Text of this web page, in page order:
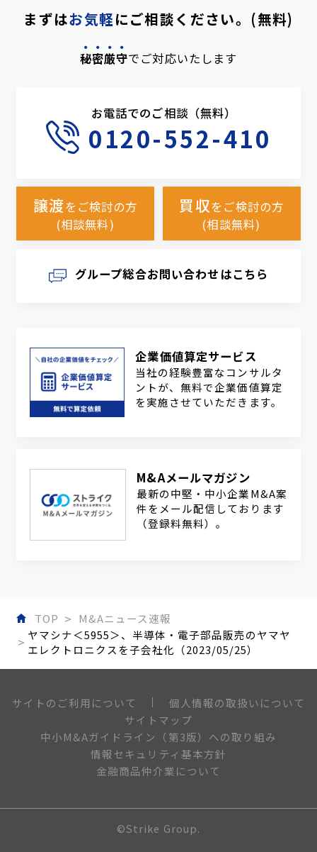
まずはお気軽にご相談ください。(無料)
秘密厳守でご対応いたします
お電話でのご相談（無料）
0120-552-410
譲渡をご検討の方
(相談無料)
買収をご検討の方
(相談無料)
グループ総合お問い合わせはこちら
企業価値算定サービス
当社の経験豊富なコンサルタ
ントが、無料で企業価値算定
を実施させていただきます。
M&Aメールマガジン
最新の中堅・中小企業M&A案
件をメール配信しております
（登録料無料）。
TOP
M&Aニュース速報
ヤマシナ＜5955＞、半導体・電子部品販売のヤマヤ
エレクトロニクスを子会社化（2023/05/25）
サイトのご利用について
個人情報の取扱いについて
サイトマップ
中小M&Aガイドライン（第3版）への取り組み
情報セキュリティ基本方針
金融商品仲介業について
©Strike Group.